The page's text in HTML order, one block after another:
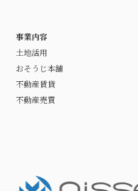
事業内容
土地活用
おそうじ本舗
不動産賃貸
不動産売買